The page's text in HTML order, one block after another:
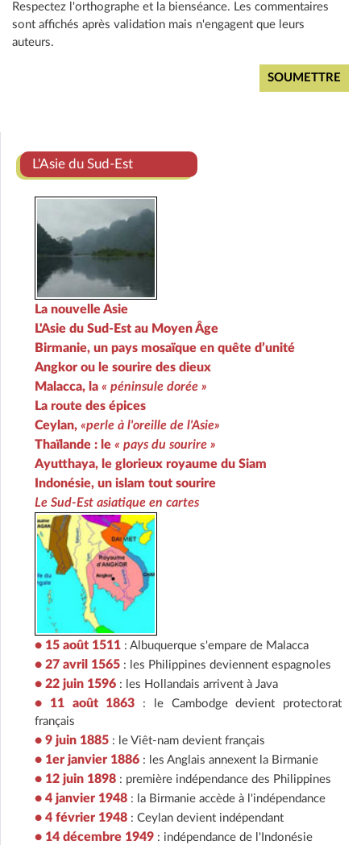
Respectez l'orthographe et la bienséance. Les commentaires
sont affichés après validation mais n'engagent que leurs
auteurs.
L'Asie du Sud-Est
La nouvelle Asie
L'Asie du Sud-Est au Moyen Âge
Birmanie, un pays mosaïque en quête d’unité
Angkor ou le sourire des dieux
Malacca, la « péninsule dorée »
La route des épices
Ceylan, «perle à l'oreille de l'Asie»
Thaïlande : le « pays du sourire »
Ayutthaya, le glorieux royaume du Siam
Indonésie, un islam tout sourire
Le Sud-Est asiatique en cartes
• 15 août 1511 : Albuquerque s'empare de Malacca
• 27 avril 1565 : les Philippines deviennent espagnoles
• 22 juin 1596 : les Hollandais arrivent à Java
• 11 août 1863 : le Cambodge devient protectorat
français
• 9 juin 1885 : le Viêt-nam devient français
• 1er janvier 1886 : les Anglais annexent la Birmanie
• 12 juin 1898 : première indépendance des Philippines
• 4 janvier 1948 : la Birmanie accède à l'indépendance
• 4 février 1948 : Ceylan devient indépendant
• 14 décembre 1949 : indépendance de l'Indonésie